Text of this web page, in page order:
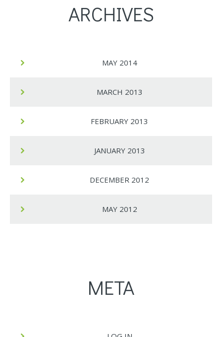
ARCHIVES
MAY 2014
MARCH 2013
FEBRUARY 2013
JANUARY 2013
DECEMBER 2012
MAY 2012
META